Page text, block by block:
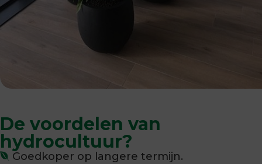
De voordelen van
hydrocultuur?
Goedkoper op langere termijn.